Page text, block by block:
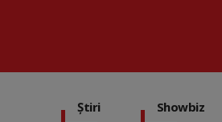
Știri Showbiz